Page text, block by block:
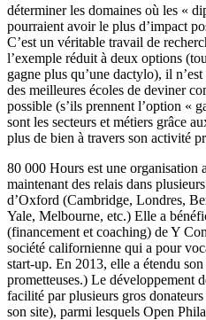
déterminer les domaines où les «
pourraient avoir le plus d’impact
C’est un véritable travail de
l’exemple réduit à deux options
gagne plus qu’une dactylo), il
des meilleures écoles de deviner
possible (s’ils prennent l’option «
sont les secteurs et métiers grâce
plus de bien à travers son activité
80 000 Hours est une organisation
maintenant des relais dans
d’Oxford (Cambridge, Londres,
Yale, Melbourne, etc.) Elle a
(financement et coaching) de Y
société californienne qui a pour
start-up. En 2013, elle a étendu
prometteuses.) Le développement
facilité par plusieurs gros
son site), parmi lesquels Open